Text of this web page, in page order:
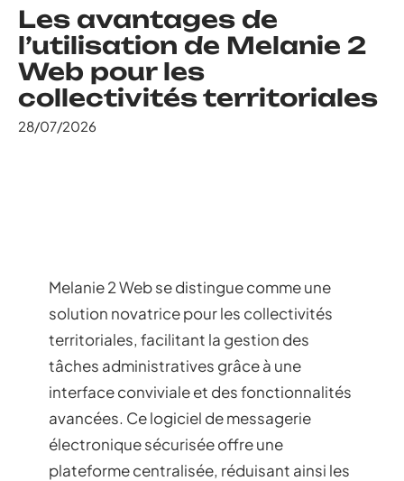
Les avantages de
l’utilisation de Melanie 2
Web pour les
collectivités territoriales
28/07/2026
Melanie 2 Web se distingue comme une
solution novatrice pour les collectivités
territoriales, facilitant la gestion des
tâches administratives grâce à une
interface conviviale et des fonctionnalités
avancées. Ce logiciel de messagerie
électronique sécurisée offre une
plateforme centralisée, réduisant ainsi les